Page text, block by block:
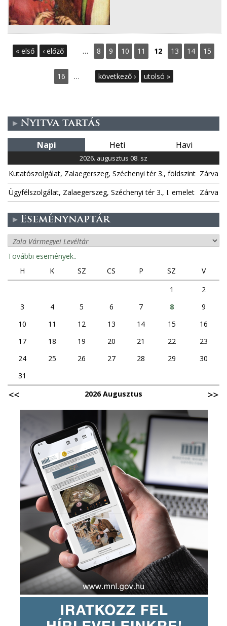
O
l
a
k
« első ‹ előző … 8 9 10 11 12 13 14 15
16 … következő › utolsó »
Nyitva tartás
Napi Heti Havi
2026. augusztus 08. sz
Kutatószolgálat, Zalaegerszeg, Széchenyi tér 3., földszint Zárva
Ügyfélszolgálat, Zalaegerszeg, Széchenyi tér 3., I. emelet Zárva
Eseménynaptár
További események..
H
K SZ CS P SZ
V
1
2
3
4 5 6 7 8
9
10
11 12 13 14 15
16
17
18 19 20 21 22
23
24
25 26 27 28 29
30
31
2026 Augusztus